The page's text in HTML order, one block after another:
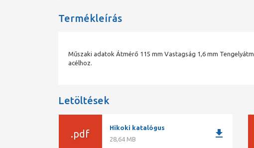
Termékleírás
Műszaki adatok Átmérő 115 mm Vastagság 1,6 mm
acélhoz.
Letöltések
.pdf
Hikoki katalógus
28,64 MB
download